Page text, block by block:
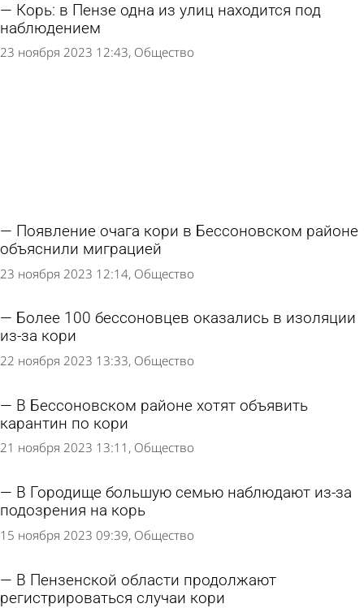
Корь: в Пензе одна из улиц находится под
наблюдением
23 ноября 2023 12:43 Общество
Появление очага кори в Бессоновском районе
объяснили миграцией
23 ноября 2023 12:14 Общество
Более 100 бессоновцев оказались в изоляции
из-за кори
22 ноября 2023 13:33 Общество
В Бессоновском районе хотят объявить
карантин по кори
21 ноября 2023 13:11 Общество
В Городище большую семью наблюдают из-за
подозрения на корь
15 ноября 2023 09:39 Общество
В Пензенской области продолжают
регистрироваться случаи кори